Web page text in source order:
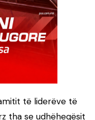
të liderëve të
tha se udhëheqësit